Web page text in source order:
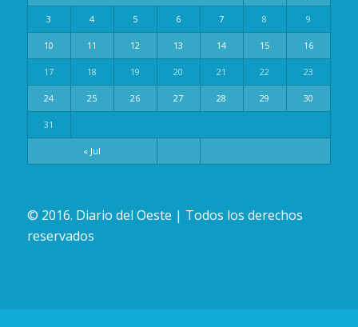
« Jul
3 4 5 6 7 8 9
10 11 12 13 14 15 16
17 18 19 20 21 22 23
24 25 26 27 28 29 30
31
© 2016. Diario del Oeste | Todos los derechos
reservados